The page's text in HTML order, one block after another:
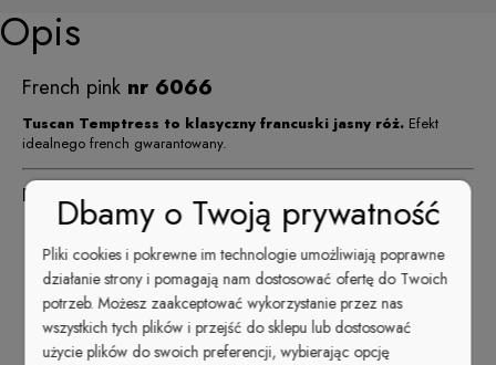
Opis
French pink nr 6066
Tuscan Temptress to klasyczny francuski jasny róż. Efekt
idealnego french gwarantowany.
Klasyczny lakier do paznokci - JAKOŚĆ PREMIUM
Cuccio Colourjedyny lakier o sile
hybrydy. Niezawodna trwałość 10+ dni!
Najdłuższa gwarancja wytrzymałości.
Triple-Pigmentation
opatentowana technologia potrójnej pigmentacji. Idealny efekt
już przy pierwszej warstwie.
Dbamy o Twoją prywatność
Pliki cookies i pokrewne im technologie umożliwiają poprawne
działanie strony i pomagają nam dostosować ofertę do Twoich
potrzeb. Możesz zaakceptować wykorzystanie przez nas
wszystkich tych plików i przejść do sklepu lub dostosować
użycie plików do swoich preferencji, wybierając opcję